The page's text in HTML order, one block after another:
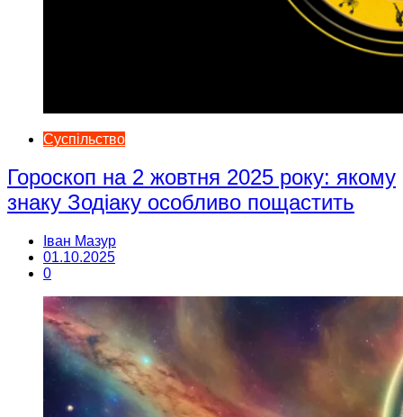
Суспільство
Гороскоп на 2 жовтня 2025 року: якому
знаку Зодіаку особливо пощастить
Іван Мазур
01.10.2025
0